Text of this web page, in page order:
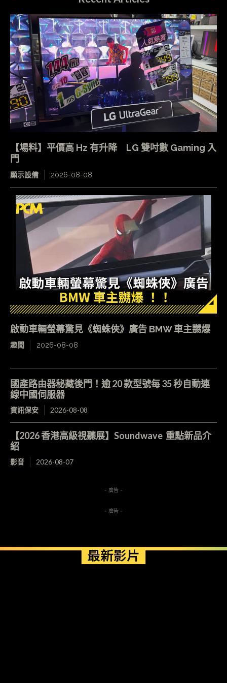
【場料】平價高 Hz 有升降 LG 雙吋數 Gaming 入
門
顯示設備 2026-08-08
啟動車輛螢幕驚見《蜘蛛俠》廣告 BMW 車主嬲爆
趣聞 2026-08-08
國產路由器秘藏後門！逾 20 款型號每 35 秒自動連
線中國伺服器
資訊保安 2026-08-08
【2026 香港高級視聽展】Soundwave 重點新品介
紹
影音 2026-08-07
- 廣告 -
- 廣告 -
最新影片